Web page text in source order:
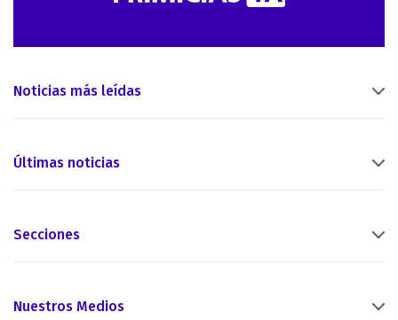
Noticias más leídas
Últimas noticias
Secciones
Nuestros Medios